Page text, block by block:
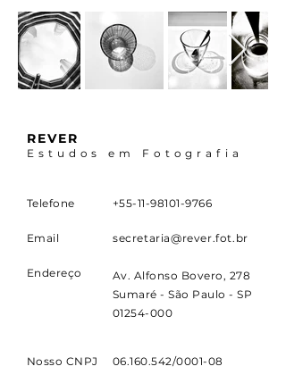
REVER
Estudos em Fotografia
Telefone +55-11-98101-9766
Email secretaria@rever.fot.br
Endereço
Av. Alfonso Bovero, 278
Sumaré - São Paulo - SP
01254-000
Nosso CNPJ 06.160.542/0001-08